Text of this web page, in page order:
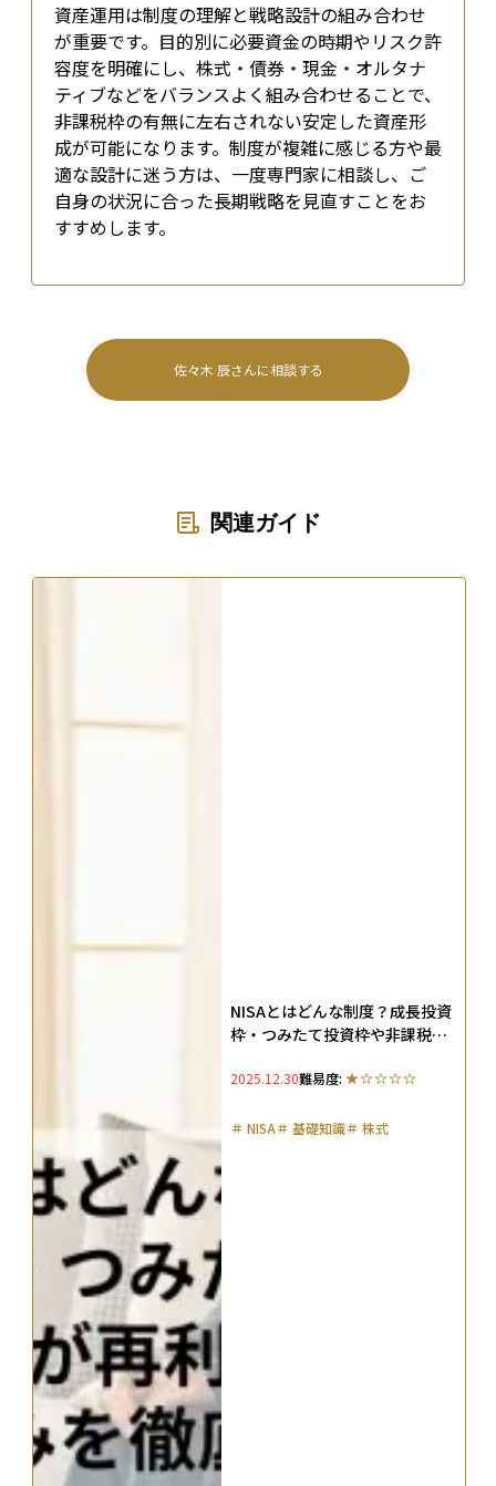
資産運用は制度の理解と戦略設計の組み合わせ
が重要です。目的別に必要資金の時期やリスク許
容度を明確にし、株式・債券・現金・オルタナ
ティブなどをバランスよく組み合わせることで、
非課税枠の有無に左右されない安定した資産形
成が可能になります。制度が複雑に感じる方や最
適な設計に迷う方は、一度専門家に相談し、ご
自身の状況に合った長期戦略を見直すことをお
すすめします。
佐々木 辰さんに相談する
関連ガイド
NISAとはどんな制度？成長投資
枠・つみたて投資枠や非課税枠
説
2025.12.30難易度:
＃ NISA＃ 基礎知識＃ 株式